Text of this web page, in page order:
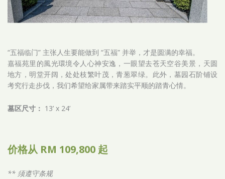
“五福临门” 主张人生要能做到 “五福” 并举，才是圆满的幸福。
嘉福苑里的風光環境令人心神安逸，一眼望去苍天空谷美景，天圆
地方，明堂开阔，处处枝繁叶茂，青葱翠绿。此外，墓园石阶铺设
考究行走步伐，我们希望给家属带来踏实平顺的踏青心情。
墓区尺寸： 13’ x 24’
价格从 RM 109,800 起
** 须遵守条规